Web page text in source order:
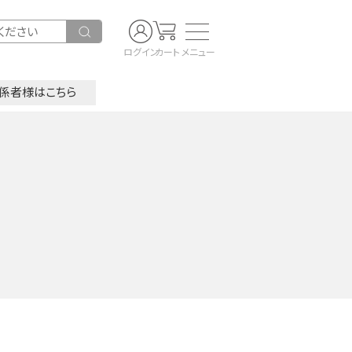
ログインカート メニュー
者様はこちら